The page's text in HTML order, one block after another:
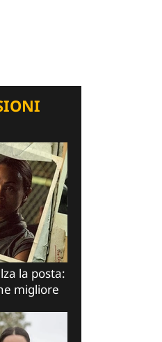
la posta:
migliore